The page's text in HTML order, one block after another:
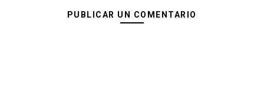
PUBLICAR UN COMENTARIO